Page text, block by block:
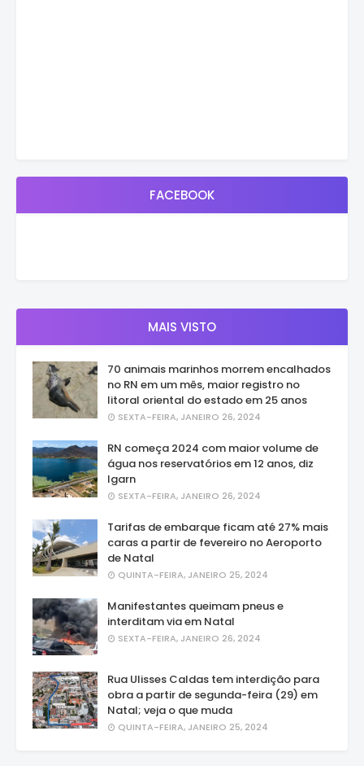
FACEBOOK
MAIS VISTO
70 animais marinhos morrem encalhados
no RN em um mês, maior registro no
litoral oriental do estado em 25 anos
SEXTA-FEIRA, JANEIRO 26, 2024
RN começa 2024 com maior volume de
água nos reservatórios em 12 anos, diz
Igarn
SEXTA-FEIRA, JANEIRO 26, 2024
Tarifas de embarque ficam até 27% mais
caras a partir de fevereiro no Aeroporto
de Natal
QUINTA-FEIRA, JANEIRO 25, 2024
Manifestantes queimam pneus e
interditam via em Natal
SEXTA-FEIRA, JANEIRO 26, 2024
Rua Ulisses Caldas tem interdição para
obra a partir de segunda-feira (29) em
Natal; veja o que muda
QUINTA-FEIRA, JANEIRO 25, 2024